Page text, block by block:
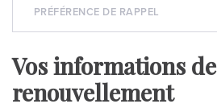
PRÉFÉRENCE DE RAPPEL
Vos informations de
renouvellement